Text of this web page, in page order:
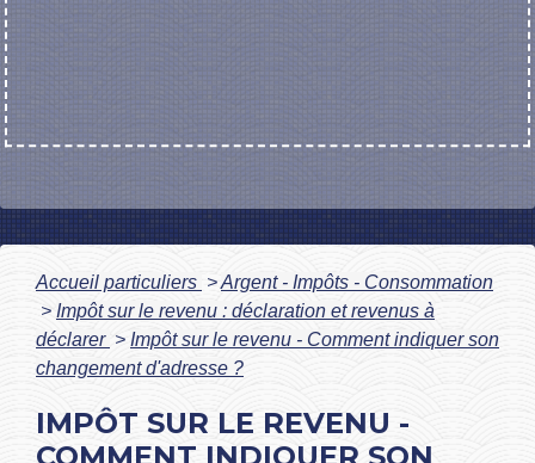
Accueil particuliers >Argent - Impôts - Consommation
> Impôt sur le revenu : déclaration et revenus à
déclarer > Impôt sur le revenu - Comment indiquer son
changement d'adresse ?
IMPÔT SUR LE REVENU -